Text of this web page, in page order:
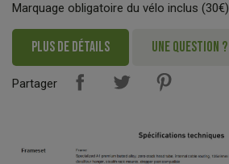
Marquage obligatoire du vélo inclus (30€)
PLUS DE DÉTAILS UNE QUESTION ?
Partager